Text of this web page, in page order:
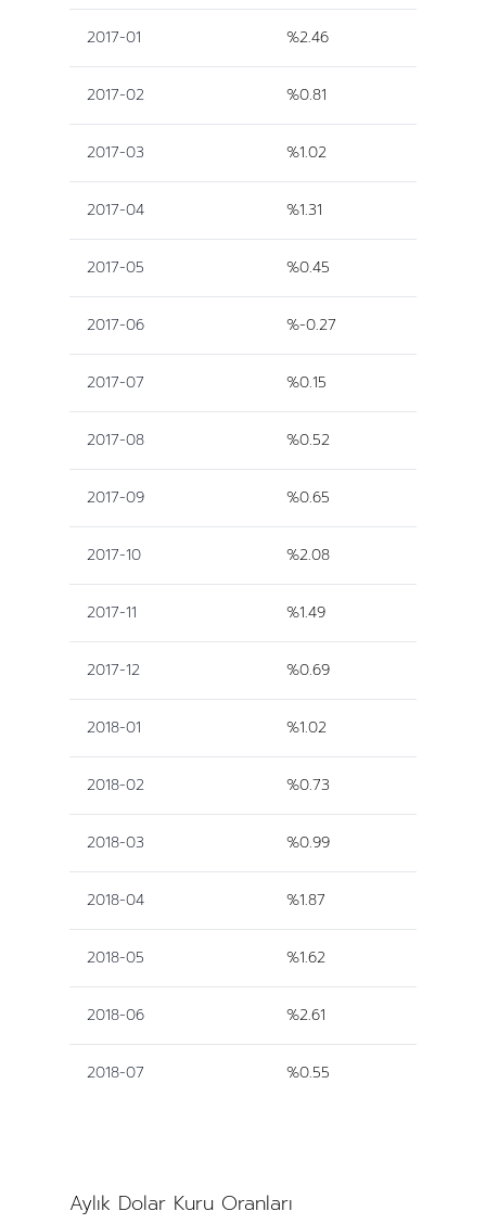
2017-01 %2.46
2017-02 %0.81
2017-03 %1.02
2017-04 %1.31
2017-05 %0.45
2017-06 %-0.27
2017-07 %0.15
2017-08 %0.52
2017-09 %0.65
2017-10 %2.08
2017-11 %1.49
2017-12 %0.69
2018-01 %1.02
2018-02 %0.73
2018-03 %0.99
2018-04 %1.87
2018-05 %1.62
2018-06 %2.61
2018-07 %0.55
Aylık Dolar Kuru Oranları